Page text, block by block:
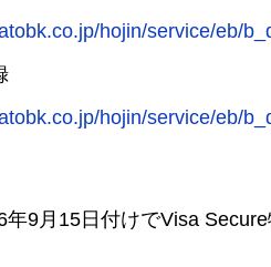
hojin/service/eb/
hojin/service/eb/
9月15日付けでVisa Secure